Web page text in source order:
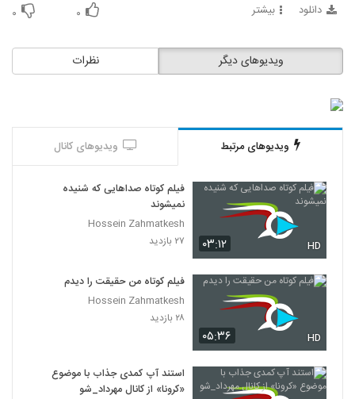
دانلود بیشتر ۰ ۰
نظرات ویدیوهای دیگر
ویدیوهای مرتبط ویدیوهای کانال
۰۳:۱۲ HD
فیلم کوتاه صداهایی که شنیده
نمیشوند
Hossein Zahmatkesh
۲۷ بازدید
۰۵:۳۶ HD
فیلم کوتاه من حقیقت را دیدم
Hossein Zahmatkesh
۲۸ بازدید
استند آپ کمدی جذاب با موضوع
«کرونا» از کانال مهرداد_شو